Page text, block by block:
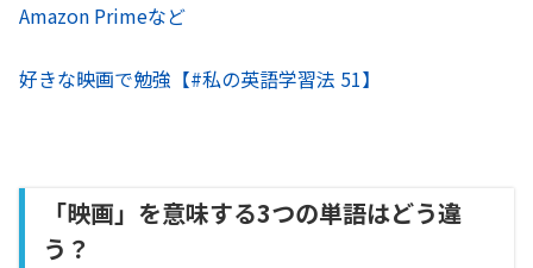
Amazon Primeなど
好きな映画で勉強【#私の英語学習法 51】
「映画」を意味する3つの単語はどう違
う？